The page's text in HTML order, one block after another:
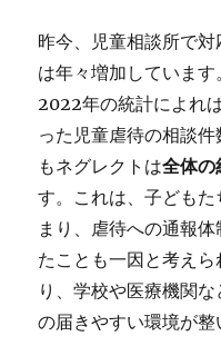
昨今、児童相談所で
は年々増加しています
2022年の統計によれ
った児童虐待の相談
もネグレクトは全体
す。これは、子ども
まり、虐待への通報
たことも一因と考え
り、学校や医療機関
の届きやすい環境が整